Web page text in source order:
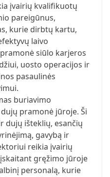
įvairių kvalifikuotų
pareigūnus,
kurie dirbtų kartu,
laivo
siūlo karjeros
uosto operacijos ir
pasaulinės
buriavimo
pramonė jūroje. Ši
dujų išteklių, esančių
gavybą ir
reikia įvairių
gręžimo jūroje
personalą, kurie